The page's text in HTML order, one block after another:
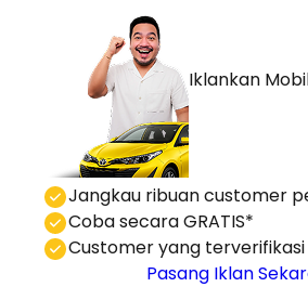
Iklankan
⁠Jangkau ribuan customer
Coba secara GRATIS*
⁠⁠Customer yang
Pasang Iklan